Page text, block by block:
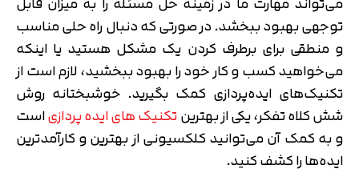
توجهی بهبود ببخشد. در صورتی که دنبال راه حلی مناسب
و منطقی برای برطرف کردن یک مشکل هستید یا اینکه
می‌خواهید کسب و کار خود را بهبود ببخشید، لازم است از
تکنیک‌های ایده‌پردازی کمک بگیرید. خوشبختانه روش
شش کلاه تفکر، یکی از بهترینتکنیک های ایده پردازیاست
و به کمک آن می‌توانید کلکسیونی از بهترین و کارآمدترین
ایده‌ها را کشف کنید.